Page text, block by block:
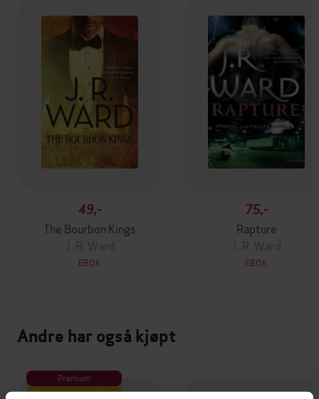
49,-
The Bourbon Kings
J. R. Ward
EBOK
75,-
Rapture
J. R. Ward
EBOK
Andre har også kjøpt
Premium
Første gang på tilbud